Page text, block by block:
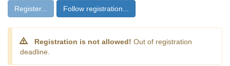
Register... Follow registration...
Registration is not allowed! Out of registration
deadline.